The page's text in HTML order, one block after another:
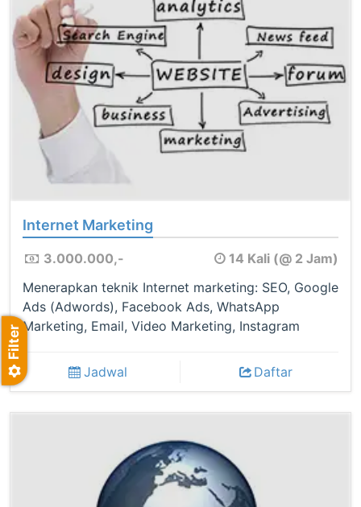
Internet Marketing
3.000.000,-
14 Kali (@ 2 Jam)
Menerapkan teknik Internet marketing: SEO, Google
Ads (Adwords), Facebook Ads, WhatsApp
Marketing, Email, Video Marketing, Instagram
Jadwal Daftar